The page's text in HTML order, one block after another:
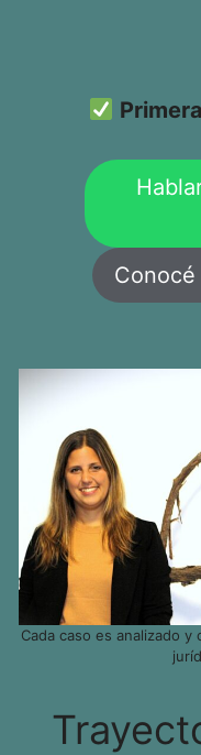
Cada caso es analizado